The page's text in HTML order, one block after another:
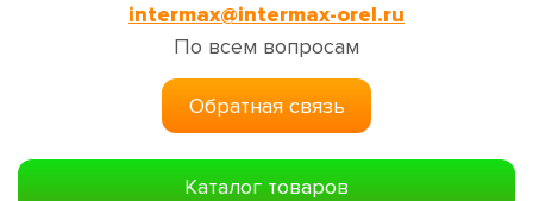
intermax@intermax-orel.ru
По всем вопросам
Обратная связь
Каталог товаров